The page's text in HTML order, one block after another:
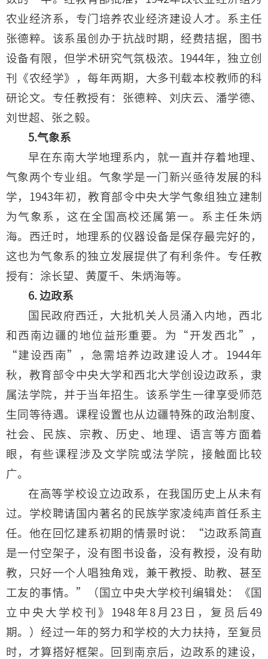
农业经济系，专门培养农业经济建设人才。系主任
张德粹。该系虽创办于抗战时期，经费拮据，图书
设备有限，但学术研究气氛极浓。1944年，独立创
刊《农经学》，每年两期，大多刊载本校教师的科
研论文。专任教授有：张德粹、刘庆云、潘学德、
刘世超、张之毅。
5.气象系
早在东南大学地理系内，就一直并存着地理、
气象两个专业组。气象学是一门新兴亟待发展的科
学，1943年初，教育部令中央大学气象组独立建制
为气象系，这在全国高校还属第一。系主任朱炳
海。西迁时，地理系的仪器设备是保存最完好的，
这也为气象系的独立发展提供了有利条件。专任教
授有：涂长望、黄厦千、朱炳海等。
6. 边政系
国民政府西迁，大批机关人员涌入内地，西北
和西南边疆的地位益形重要。为“开发西北”，
“建设西南”，急需培养边政建设人才。1944年
秋，教育部令中央大学和西北大学创设边政系，隶
属法学院，并于当年招生。该系学生一律享受师范
生同等待遇。课程设置也从边疆特殊的政治制度、
社会、民族、宗教、历史、地理、语言等方面着
眼，有些课程涉及文学院或法学院，接触面比较
广。
在高等学校设立边政系，在我国历史上从未有
过。学校聘请国内著名的民族学家凌纯声首任系主
任。他在回忆建系初期的情景时说：“边政系简直
是一付空架子，没有图书设备，没有教授，没有助
教，只好一个人唱独角戏，兼干教授、助教、甚至
工友的事情。”（国立中央大学校刊编辑处：《国
立中央大学校刊》1948年8月23日，复员后49
期。）经过一年的努力和学校的大力扶持，至复员
时，才算搭好框架。回到南京后，边政系的建设，